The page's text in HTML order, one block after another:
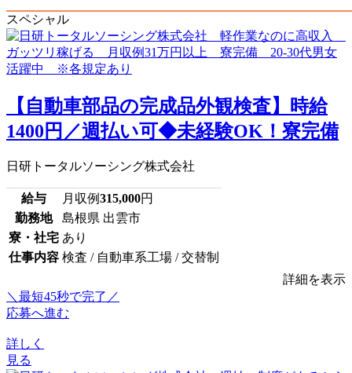
スペシャル
【自動車部品の完成品外観検査】時給
1400円／週払い可◆未経験OK！寮完備
日研トータルソーシング株式会社
給与 月収例315,000円
勤務地
島根県 出雲市
寮・社宅 あり
仕事内容 検査 / 自動車系工場 / 交替制
詳細を表示
＼最短45秒で完了／
応募へ進む
詳しく
見る